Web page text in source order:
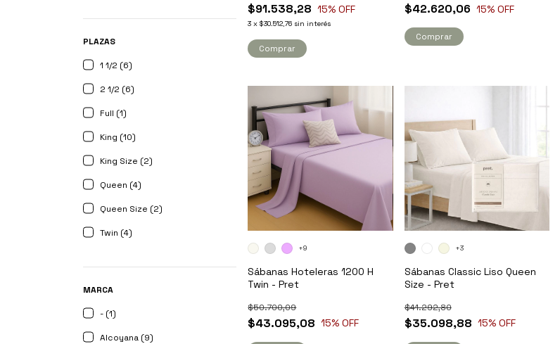
PLAZAS
1 1/2 (6)
2 1/2 (6)
Full (1)
King (10)
King Size (2)
Queen (4)
Queen Size (2)
Twin (4)
MARCA
- (1)
Alcoyana (9)
$91.538,28 15% OFF
3 x$30.512,76 sin interés
Comprar
$42.620,06 15% OFF
Comprar
Sábanas Hoteleras 1200 H
Twin - Pret
$43.095,08
$50.700,09
15% OFF
+9
Sábanas Classic Liso Queen
Size - Pret
$35.098,88
$41.292,80
15% OFF
+3